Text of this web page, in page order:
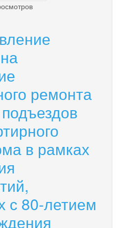
ремонта
в рамках
с 80-летием